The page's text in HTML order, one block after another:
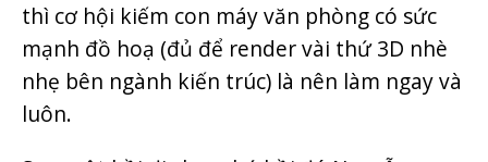
thì cơ hội kiếm con máy văn phòng có sức
mạnh đồ hoạ (đủ để render vài thứ 3D nhè
nhẹ bên ngành kiến trúc) là nên làm ngay và
luôn.